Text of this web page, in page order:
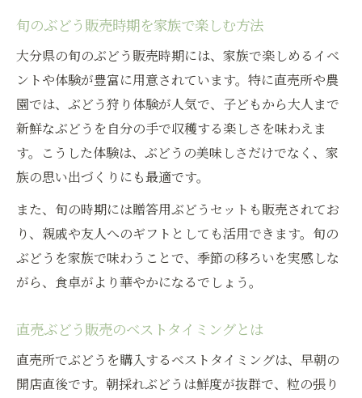
旬のぶどう販売時期を家族で楽しむ方法
大分県の旬のぶどう販売時期には、家族で楽しめるイベ
ントや体験が豊富に用意されています。特に直売所や農
園では、ぶどう狩り体験が人気で、子どもから大人まで
新鮮なぶどうを自分の手で収穫する楽しさを味わえま
す。こうした体験は、ぶどうの美味しさだけでなく、家
族の思い出づくりにも最適です。
また、旬の時期には贈答用ぶどうセットも販売されてお
り、親戚や友人へのギフトとしても活用できます。旬の
ぶどうを家族で味わうことで、季節の移ろいを実感しな
がら、食卓がより華やかになるでしょう。
直売ぶどう販売のベストタイミングとは
直売所でぶどうを購入するベストタイミングは、早朝の
開店直後です。朝採れぶどうは鮮度が抜群で、粒の張り